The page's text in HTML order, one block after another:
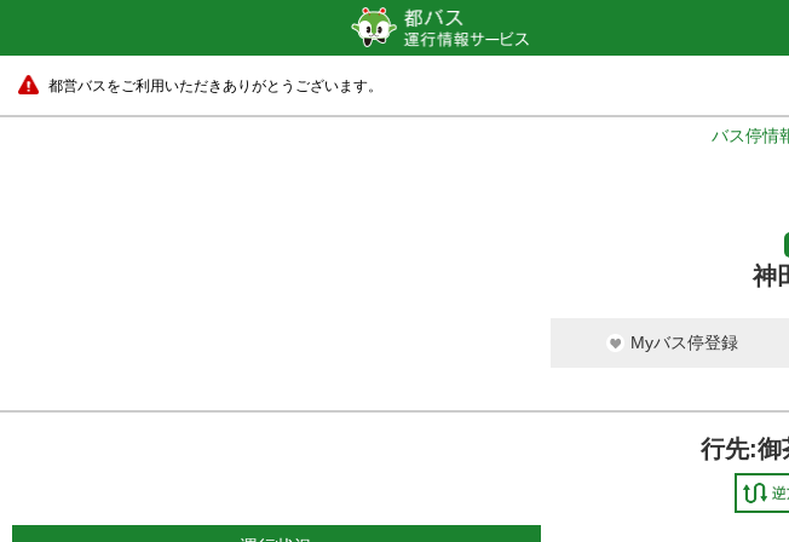
都営バスをご利用いただきありがとうございます。
バス停情
神
Myバス停登録
行先:御